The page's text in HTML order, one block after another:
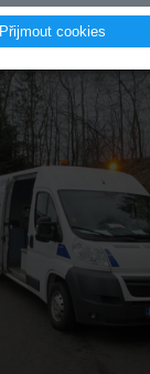
Přijmout cookies